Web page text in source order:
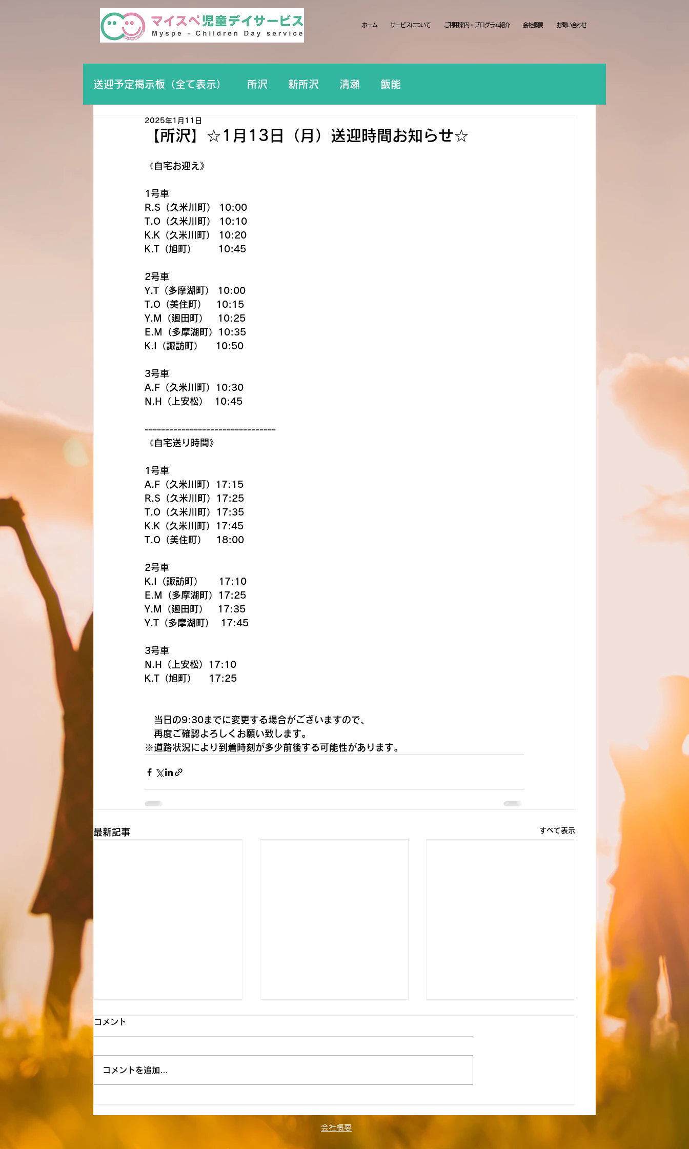
ホーム サービスについて ご利用案内・プログラム紹介 会社概要 お問い合わせ
送迎予定掲示板（全て表示） 所沢 新所沢 清瀬 飯能
【所沢】☆1月13日（月）送迎時間お知らせ☆
2025年1月11日
《自宅お迎え》
1号車
R.S（久米川町） 10:00
T.O（久米川町） 10:10
K.K（久米川町） 10:20
K.T（旭町）　    10:45
2号車
Y.T（多摩湖町） 10:00
T.O（美住町）　10:15
Y.M（廻田町）　10:25
E.M（多摩湖町）10:35
K.I（諏訪町）    10:50
3号車
A.F（久米川町）10:30
N.H（上安松）  10:45
--------------------------------
《自宅送り時間》
1号車
A.F（久米川町）17:15
R.S（久米川町）17:25
T.O（久米川町）17:35
K.K（久米川町）17:45
T.O（美住町）　18:00
2号車
K.I（諏訪町）     17:10
E.M（多摩湖町）17:25
Y.M（廻田町）　17:35
Y.T（多摩湖町）  17:45
3号車
N.H（上安松）17:10
K.T（旭町）    17:25
当日の9:30までに変更する場合がございますので、
再度ご確認よろしくお願い致します。
※道路状況により到着時刻が多少前後する可能性があります。
最新記事 すべて表示
【所沢】☆8月7日（金）送迎
時間お知らせ☆
リンクを参照ください↓★
https://docs.google.com/form
時間のお知らせ☆
https://docs.google.com/form
c17xLz5HA-hNvA/viewform
迎時間のお知らせ☆
ます。 ≪ご自宅お迎え到着時間
コメント
コメントを追加…
会社概要